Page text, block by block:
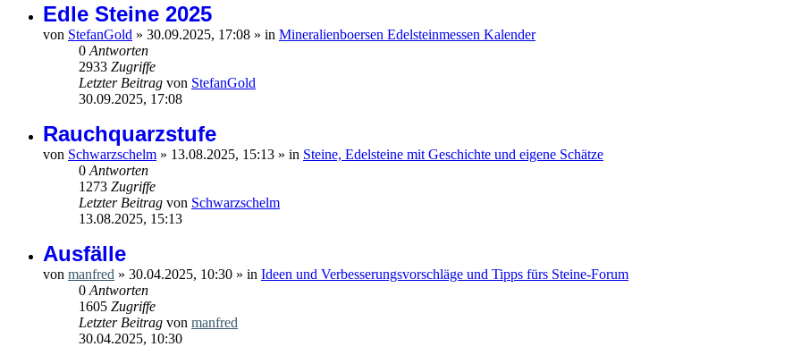
Edle Steine 2025
von StefanGold » 30.09.2025, 17:08 » in Mineralienboersen Edelsteinmessen Kalender
0 Antworten
2933 Zugriffe
Letzter Beitrag von StefanGold
30.09.2025, 17:08
Rauchquarzstufe
von Schwarzschelm » 13.08.2025, 15:13 » in Steine, Edelsteine mit Geschichte und eigene Schätze
0 Antworten
1273 Zugriffe
Letzter Beitrag von Schwarzschelm
13.08.2025, 15:13
Ausfälle
von manfred » 30.04.2025, 10:30 » in Ideen und Verbesserungsvorschläge und Tipps fürs Steine-Forum
0 Antworten
1605 Zugriffe
Letzter Beitrag von manfred
30.04.2025, 10:30